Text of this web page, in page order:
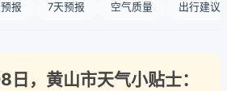
报 7天预报 空气质量 出行建议
，黄山市天气小贴士：